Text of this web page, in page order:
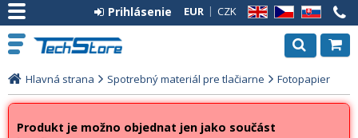
EN CZ SK
EUR CZK
Prihlásenie
Hlavná strana Spotrebný materiál pre tlačiarne Fotopapier
Produkt je možno objednat jen jako součást